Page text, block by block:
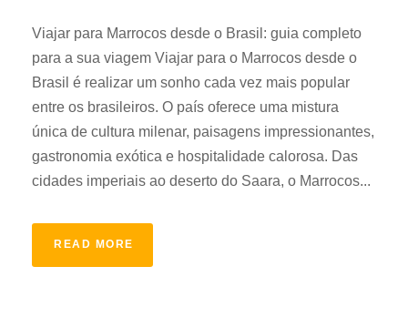
Viajar para Marrocos desde o Brasil: guia completo
para a sua viagem Viajar para o Marrocos desde o
Brasil é realizar um sonho cada vez mais popular
entre os brasileiros. O país oferece uma mistura
única de cultura milenar, paisagens impressionantes,
gastronomia exótica e hospitalidade calorosa. Das
cidades imperiais ao deserto do Saara, o Marrocos...
READ MORE